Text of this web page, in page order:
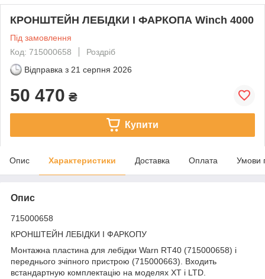
КРОНШТЕЙН ЛЕБІДКИ І ФАРКОПА Winch 4000
Під замовлення
Код: 715000658
Роздріб
Відправка з 21 серпня 2026
50 470 ₴
Купити
Опис Характеристики Доставка Оплата Умови
Опис
715000658
КРОНШТЕЙН ЛЕБІДКИ І ФАРКОПУ
Монтажна пластина для лебідки Warn RT40 (715000658) і
переднього зчіпного пристрою (715000663). Входить
встандартную комплектацію на моделях XT і LTD.